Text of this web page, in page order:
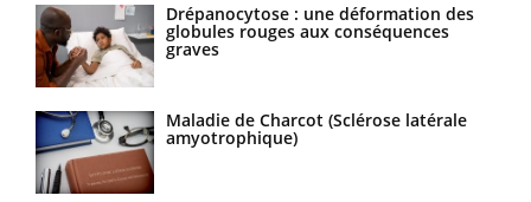
Drépanocytose : une déformation des
globules rouges aux conséquences
graves
Maladie de Charcot (Sclérose latérale
amyotrophique)